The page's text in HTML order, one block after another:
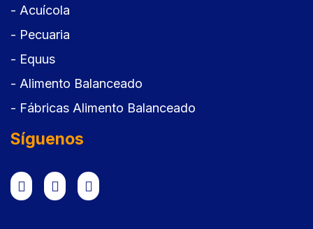
- Acuícola
- Pecuaria
- Equus
- Alimento Balanceado
- Fábricas Alimento Balanceado
Síguenos